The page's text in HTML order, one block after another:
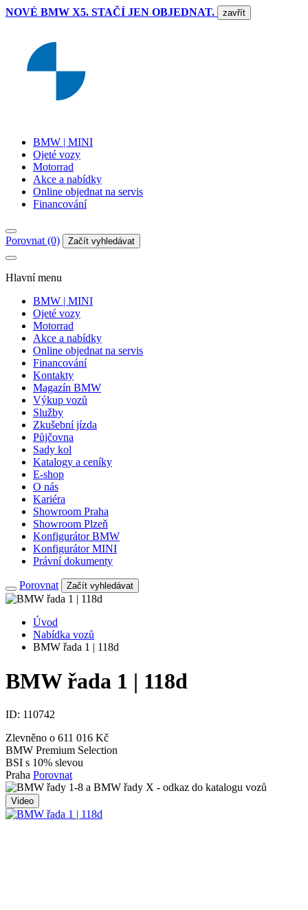
NOVÉ BMW X5. STAČÍ JEN OBJEDNAT. zavřít
BMW | MINI
Ojeté vozy
Motorrad
Akce a nabídky
Online objednat na servis
Financování
Porovnat (0) Začít vyhledávat
Hlavní menu
BMW | MINI
Ojeté vozy
Motorrad
Akce a nabídky
Online objednat na servis
Financování
Kontakty
Magazín BMW
Výkup vozů
Služby
Zkušební jízda
Půjčovna
Sady kol
Katalogy a ceníky
E-shop
O nás
Kariéra
Showroom Praha
Showroom Plzeň
Konfigurátor BMW
Konfigurátor MINI
Právní dokumenty
Porovnat Začít vyhledávat
Úvod
Nabídka vozů
BMW řada 1 | 118d
BMW řada 1 | 118d
ID: 110742
Zlevněno o 611 016 Kč
BMW Premium Selection
BSI s 10% slevou
Praha Porovnat
Video